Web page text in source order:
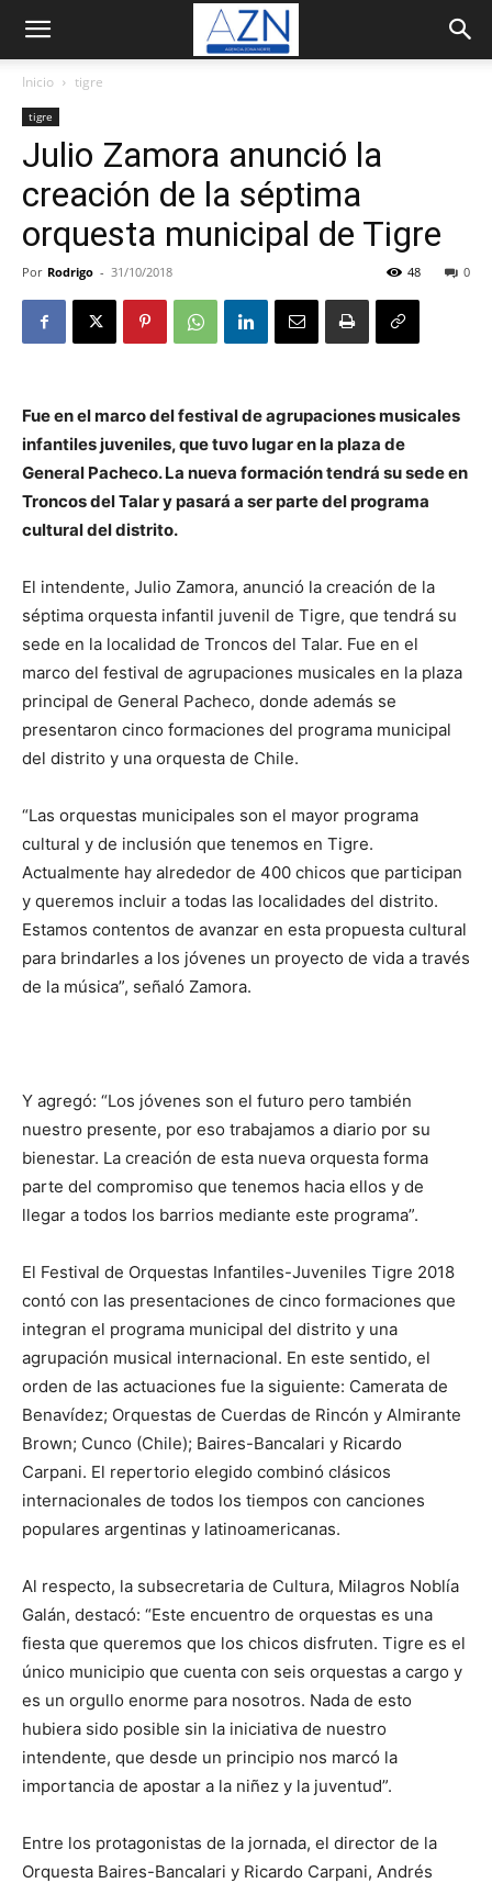
Inicio tigre
tigre
Julio Zamora anunció la
creación de la séptima
orquesta municipal de Tigre
Por Rodrigo - 31/10/2018 0
48
Fue en el marco del festival de agrupaciones musicales
infantiles juveniles, que tuvo lugar en la plaza de
General Pacheco. La nueva formación tendrá su sede en
Troncos del Talar y pasará a ser parte del programa
cultural del distrito.
El intendente, Julio Zamora, anunció la creación de la
séptima orquesta infantil juvenil de Tigre, que tendrá su
sede en la localidad de Troncos del Talar. Fue en el
marco del festival de agrupaciones musicales en la plaza
principal de General Pacheco, donde además se
presentaron cinco formaciones del programa municipal
del distrito y una orquesta de Chile.
“Las orquestas municipales son el mayor programa
cultural y de inclusión que tenemos en Tigre.
Actualmente hay alrededor de 400 chicos que participan
y queremos incluir a todas las localidades del distrito.
Estamos contentos de avanzar en esta propuesta cultural
para brindarles a los jóvenes un proyecto de vida a través
de la música”, señaló Zamora.
Y agregó: “Los jóvenes son el futuro pero también
nuestro presente, por eso trabajamos a diario por su
bienestar. La creación de esta nueva orquesta forma
parte del compromiso que tenemos hacia ellos y de
llegar a todos los barrios mediante este programa”.
El Festival de Orquestas Infantiles-Juveniles Tigre 2018
contó con las presentaciones de cinco formaciones que
integran el programa municipal del distrito y una
agrupación musical internacional. En este sentido, el
orden de las actuaciones fue la siguiente: Camerata de
Benavídez; Orquestas de Cuerdas de Rincón y Almirante
Brown; Cunco (Chile); Baires-Bancalari y Ricardo
Carpani. El repertorio elegido combinó clásicos
internacionales de todos los tiempos con canciones
populares argentinas y latinoamericanas.
Al respecto, la subsecretaria de Cultura, Milagros Noblía
Galán, destacó: “Este encuentro de orquestas es una
fiesta que queremos que los chicos disfruten. Tigre es el
único municipio que cuenta con seis orquestas a cargo y
es un orgullo enorme para nosotros. Nada de esto
hubiera sido posible sin la iniciativa de nuestro
intendente, que desde un principio nos marcó la
importancia de apostar a la niñez y la juventud”.
Entre los protagonistas de la jornada, el director de la
Orquesta Baires-Bancalari y Ricardo Carpani, Andrés